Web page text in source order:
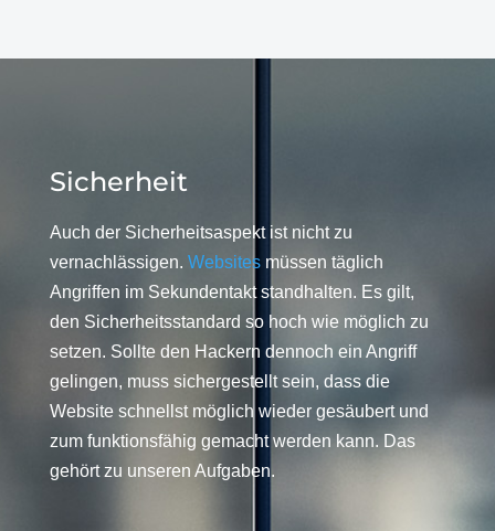
Sicherheit
Auch der Sicherheitsaspekt ist nicht zu
vernachlässigen. Websitesmüssen täglich
Angriffen im Sekundentakt standhalten. Es gilt,
den Sicherheitsstandard so hoch wie möglich zu
setzen. Sollte den Hackern dennoch ein Angriff
gelingen, muss sichergestellt sein, dass die
Website schnellst möglich wieder gesäubert und
zum funktionsfähig gemacht werden kann. Das
gehört zu unseren Aufgaben.